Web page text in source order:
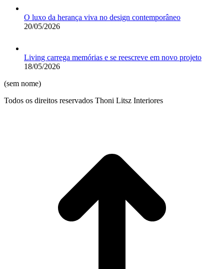
O luxo da herança viva no design contemporâneo
20/05/2026
Living carrega memórias e se reescreve em novo projeto
18/05/2026
(sem nome)
Todos os direitos reservados Thoni Litsz Interiores